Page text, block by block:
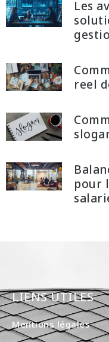
Les
reel
pour
LIENS UTILES
Mentions légales